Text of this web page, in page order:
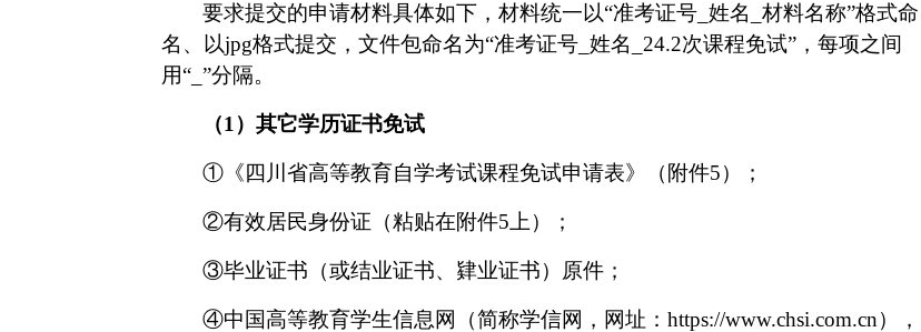
要求提交的申请材料具体如下，材料统一以“准考证号_姓名_材料名称”格式命
名、
以jpg格式提交，文件包命名为“准考证号_姓名_ 24.2次课程免试”，每项之间
用“_”分隔。
（1） 其它学历证书免试
①《四川省高等教育自学考试课程免试申请表》（附件5）；
②有效居民身份证（粘贴在附件5 上）；
③毕业证书（或结业证书、肄业证书）原件；
④中国高等教育学生信息网（简称学信网，网址： https://www.chsi.com.cn），